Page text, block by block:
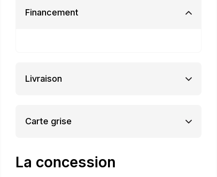
Financement
Livraison
Carte grise
La concession